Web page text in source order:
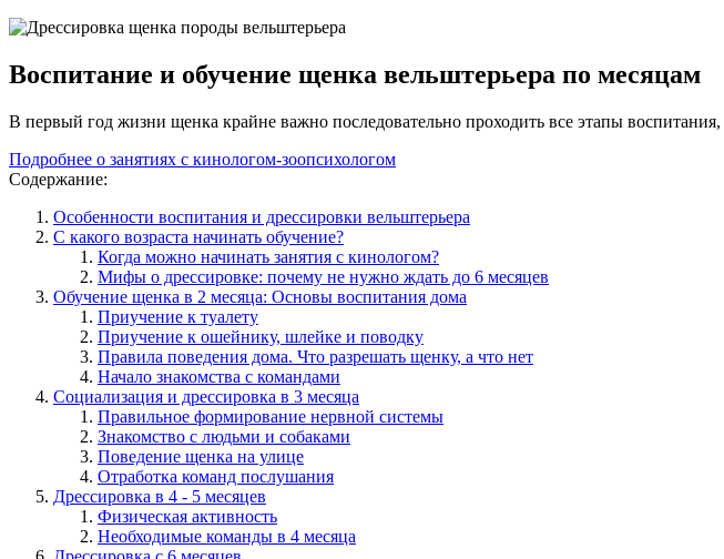
Воспитание и обучение щенка вельштерьера по месяцам
В первый год жизни щенка крайне важно последовательно проходить все этапы
Подробнее о занятиях с кинологом-зоопсихологом
Содержание:
Особенности воспитания и дрессировки вельштерьера
С какого возраста начинать обучение?
Когда можно начинать занятия с кинологом?
Мифы о дрессировке: почему не нужно ждать до 6 месяцев
Обучение щенка в 2 месяца: Основы воспитания дома
Приучение к туалету
Приучение к ошейнику, шлейке и поводку
Правила поведения дома. Что разрешать щенку, а что нет
Начало знакомства с командами
Социализация и дрессировка в 3 месяца
Правильное формирование нервной системы
Знакомство с людьми и собаками
Поведение щенка на улице
Отработка команд послушания
Дрессировка в 4 - 5 месяцев
Физическая активность
Необходимые команды в 4 месяца